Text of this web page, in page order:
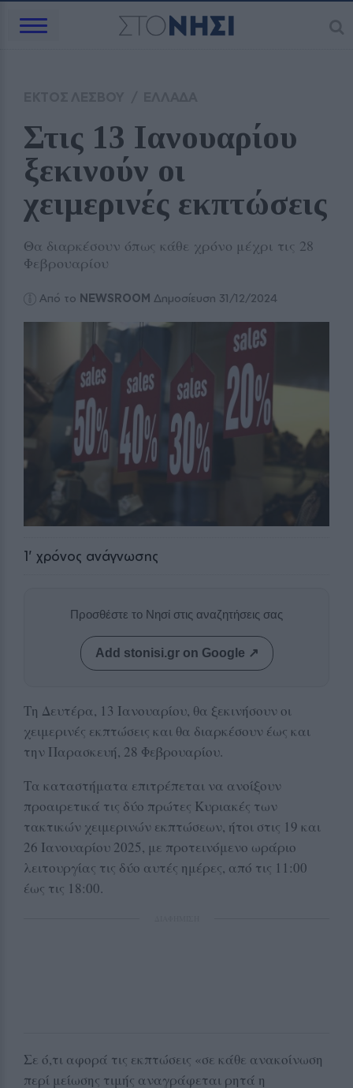
Στις 13 Ιανουαρίου
ξεκινούν οι
χειμερινές εκπτώσεις
Θα διαρκέσουν όπως κάθε χρόνο μέχρι τις 28
Φεβρουαρίου
Από το NEWSROOM Δημοσίευση 31/12/2024
1' χρόνος ανάγνωσης
Προσθέστε το Νησί στις αναζητήσεις σας
Add stonisi.gr on Google ↗
Τη Δευτέρα, 13 Ιανουαρίου, θα ξεκινήσουν οι
χειμερινές εκπτώσεις και θα διαρκέσουν έως και
την Παρασκευή, 28 Φεβρουαρίου.
Τα καταστήματα επιτρέπεται να ανοίξουν
προαιρετικά τις δύο πρώτες Κυριακές των
τακτικών χειμερινών εκπτώσεων, ήτοι στις 19 και
26 Ιανουαρίου 2025, με προτεινόμενο ωράριο
λειτουργίας τις δύο αυτές ημέρες, από τις 11:00
έως τις 18:00.
Σε ό,τι αφορά τις εκπτώσεις «σε κάθε ανακοίνωση
περί μείωσης τιμής αναγράφεται ρητά η